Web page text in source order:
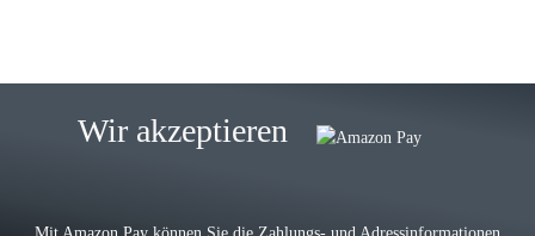
Lieferung, man kann bedenkenlos
Wir akzeptieren